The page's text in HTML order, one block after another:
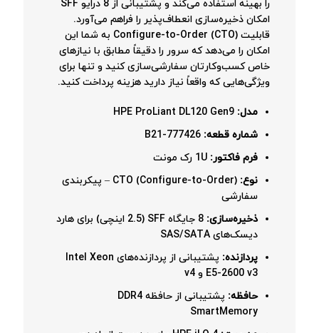
را بهینه استفاده می‌کند و پشتیبانی از 8 درایو SFF
امکان ذخیره‌سازی انعطاف‌پذیر را فراهم می‌آورد.
قابلیت Configure-to-Order (CTO) به شما این
امکان را می‌دهد که سرور را دقیقاً مطابق با نیازهای
خاص کسب‌وکارتان سفارشی‌سازی کنید و تنها برای
ویژگی‌هایی که واقعاً نیاز دارید هزینه پرداخت کنید.
مدل:
شماره قطعه:
فرم فاکتور:
نوع:
CTO (Configure-to-Order) – پیکربندی
سفارشی
ذخیره‌سازی:
8 جایگاه SFF (2.5 اینچی) برای هارد
دیسک‌های SAS/SATA
پردازنده:
پشتیبانی از پردازنده‌های Intel Xeon
E5-2600 v3 و v4
حافظه:
پشتیبانی از حافظه DDR4
SmartMemory